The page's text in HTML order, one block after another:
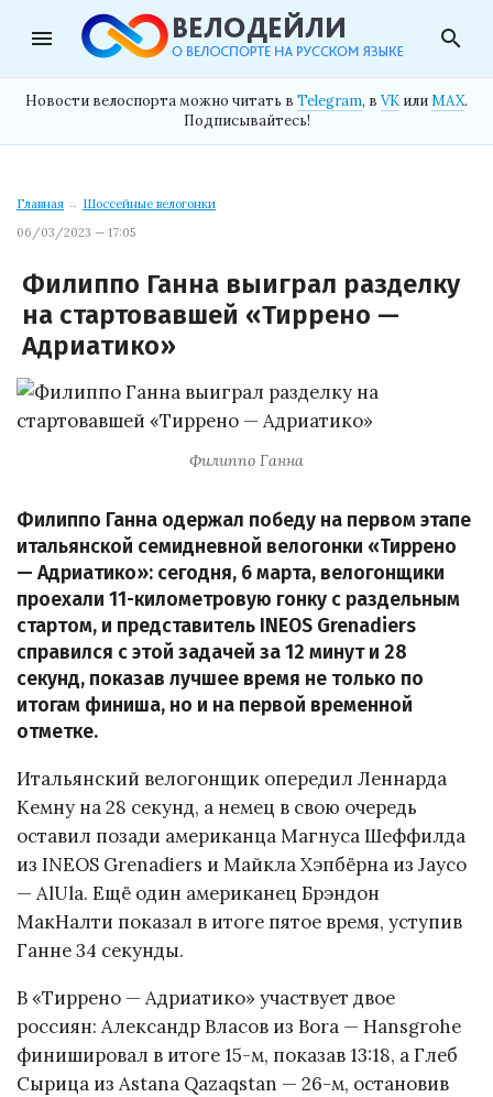
menu search
Новости велоспорта можно читать в Telegram, в VK илиMAX.
Подписывайтесь!
Главная → Шоссейные велогонки
06/03/2023 — 17:05
Филиппо Ганна выиграл разделку
на стартовавшей «Тиррено —
Адриатико»
Филиппо Ганна
Филиппо Ганна одержал победу на первом этапе
итальянской семидневной велогонки «Тиррено
— Адриатико»: сегодня, 6 марта, велогонщики
проехали 11-километровую гонку с раздельным
стартом, и представитель INEOS Grenadiers
справился с этой задачей за 12 минут и 28
секунд, показав лучшее время не только по
итогам финиша, но и на первой временной
отметке.
Итальянский велогонщик опередил Леннарда
Кемну на 28 секунд, а немец в свою очередь
оставил позади американца Магнуса Шеффилда
из INEOS Grenadiers и Майкла Хэпбёрна из Jayco
— AlUla. Ещё один американец Брэндон
МакНалти показал в итоге пятое время, уступив
Ганне 34 секунды.
В «Тиррено — Адриатико» участвует двое
россиян: Александр Власов из Bora — Hansgrohe
финишировал в итоге 15-м, показав 13:18, а Глеб
Сырица из Astana Qazaqstan — 26-м, остановив